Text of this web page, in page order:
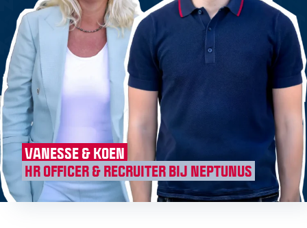
VANESSE & KOEN
HR OFFICER & RECRUITER BIJ NEPTUNUS